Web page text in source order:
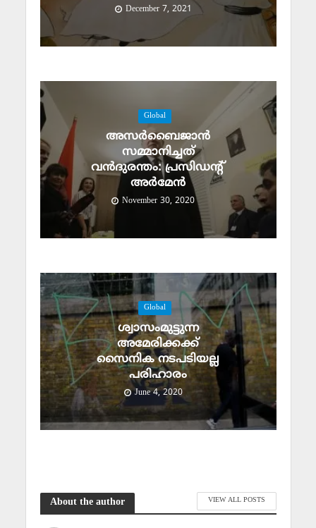
December 7, 2021
Global
അസര്‍ബൈജാന്‍
സമ്മാനിച്ചത്
വന്‍ദുരന്തം: പ്രസിഡന്റ്
അര്‍മേന്‍
November 30, 2020
Global
ശ്വാസംമുട്ടുന്ന
അമേരിക്കക്ക്
സൈനിക നടപടിയല്ല
പരിഹാരം
June 4, 2020
About the author VIEW ALL POSTS